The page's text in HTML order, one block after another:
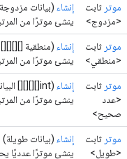
موتر ثابت
<مزدوج>
إنشاء (بيانات
ينشئ موترًا من
موتر ثابت
<منطقي>
إنشاء (منطقية [][][][][]
ينشئ موترًا من المرتبة 6
موتر ثابت
<عدد
صحيح>
إنشاء (int[][][][] البيانات)
ينشئ موترًا من
موتر ثابت
<طويل>
إنشاء (بيانات طويلة)
ينشئ موترًا عدديًا